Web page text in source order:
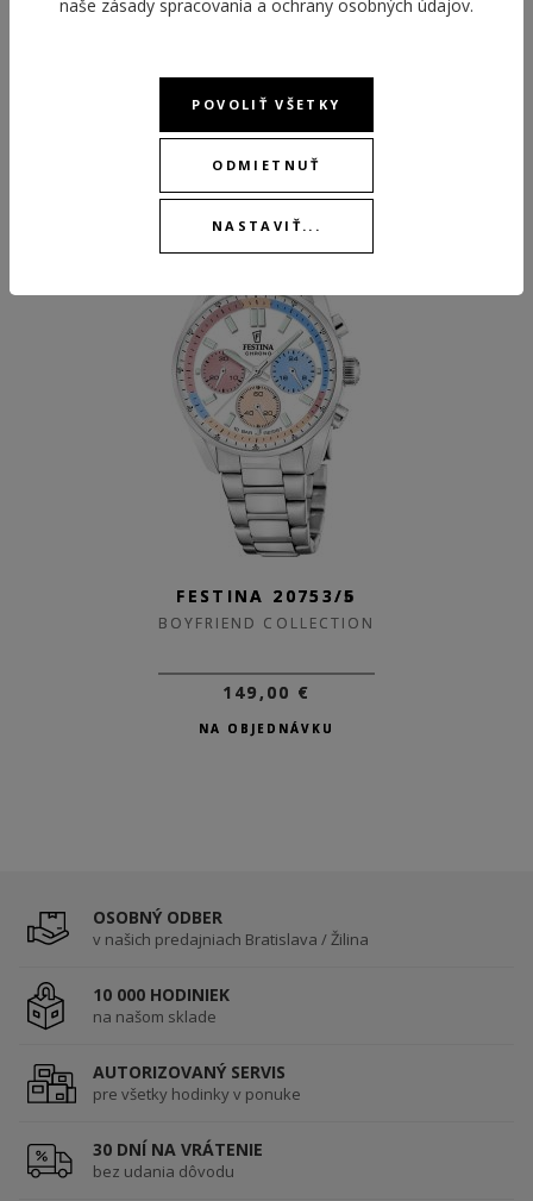
FESTINA 20753/6
BOYFRIEND COLLECTION
149,00 €
NA OBJEDNÁVKU
FESTINA 20753/5
BOYFRIEND COLLECTION
149,00 €
NA OBJEDNÁVKU
OSOBNÝ ODBER
v našich predajniach Bratislava / Žilina
10 000 HODINIEK
na našom sklade
AUTORIZOVANÝ SERVIS
pre všetky hodinky v ponuke
30 DNÍ NA VRÁTENIE
bez udania dôvodu
naše zásady spracovania a ochrany osobných údajov.
POVOLIŤ VŠETKY
ODMIETNUŤ
NASTAVIŤ...